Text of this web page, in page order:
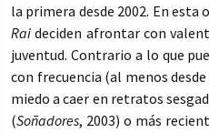
la primera desde 2002. En
Rai deciden afrontar con
juventud. Contrario a lo que
con frecuencia (al menos
miedo a caer en retratos
(Soñadores, 2003) o más